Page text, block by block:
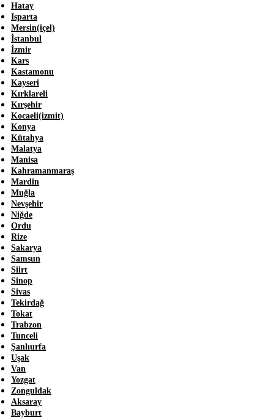
Hatay
Isparta
Mersin(içel)
İstanbul
İzmir
Kars
Kastamonu
Kayseri
Kırklareli
Kırşehir
Kocaeli(izmit)
Konya
Kütahya
Malatya
Manisa
Kahramanmaraş
Mardin
Muğla
Nevşehir
Niğde
Ordu
Rize
Sakarya
Samsun
Siirt
Sinop
Sivas
Tekirdağ
Tokat
Trabzon
Tunceli
Şanlıurfa
Uşak
Van
Yozgat
Zonguldak
Aksaray
Bayburt